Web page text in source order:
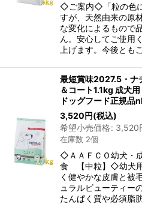
◇ご案内◇「粒の色
すが、天然由来の原
な変化によるもので
ん。安心してご使用
上げます。今後とも
最短賞味2027.5・ナ
＆コート1.1kg 成犬
ドッグフード正規品
3,520円(税込)
希望小売価格: 3,520
在庫数 2個
◇ＡＡＦＣＯ幼犬・
食 【中粒】◇幼犬
く健やかな皮膚と被
ュラルビューティー
たんぱく質や必須脂